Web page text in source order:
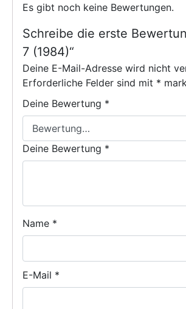
Es gibt noch keine Bewertungen.
Schreibe die erste
7 (1984)“
Deine E-Mail-Adresse wird nicht
Erforderliche Felder sind mit *
Deine Bewertung *
Deine Bewertung *
Name *
E-Mail *